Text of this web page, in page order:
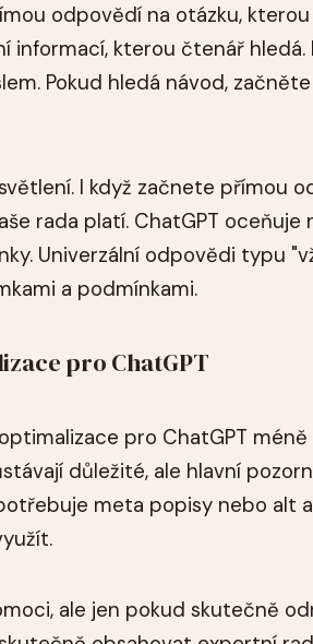
odpovědí na otázku,
informací, kterou čtenář
Pokud hledá návod,
I když začnete přímou
rada platí. ChatGPT
Univerzální odpovědi typu
a podmínkami.
pro ChatGPT
pro ChatGPT
důležité, ale hlavní
meta popisy nebo
ale jen pokud skutečně